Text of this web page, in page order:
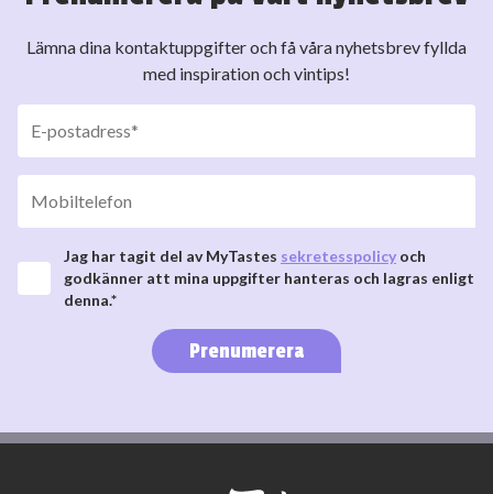
Lämna dina kontaktuppgifter och få våra nyhetsbrev fyllda
med inspiration och vintips!
Jag har tagit del av MyTastes sekretesspolicy och
godkänner att mina uppgifter hanteras och lagras enligt
denna.*
Prenumerera